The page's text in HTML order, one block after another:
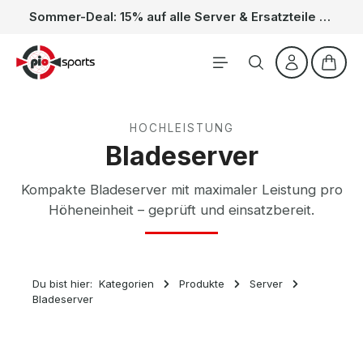
Zum Hauptinhalt springen Sommer-Deal: 15% auf alle Server & Ersatzteile – Kein Code nötig, der Rabatt wird automatisch im Warenkorb abgezogen. Gültig vom 01.06. bis 31.08.
HOCHLEISTUNG
Bladeserver
Kompakte Bladeserver mit maximaler Leistung pro
Höheneinheit – geprüft und einsatzbereit.
Du bist hier: Kategorien Produkte
Server
Bladeserver